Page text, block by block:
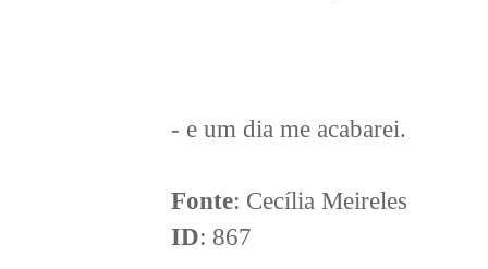
- e um dia me acabarei.
Fonte: Cecília Meireles
ID: 867